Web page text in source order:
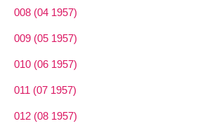
008 (04 1957)
009 (05 1957)
010 (06 1957)
011 (07 1957)
012 (08 1957)